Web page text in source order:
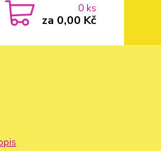
0ks
za 0,00 Kč